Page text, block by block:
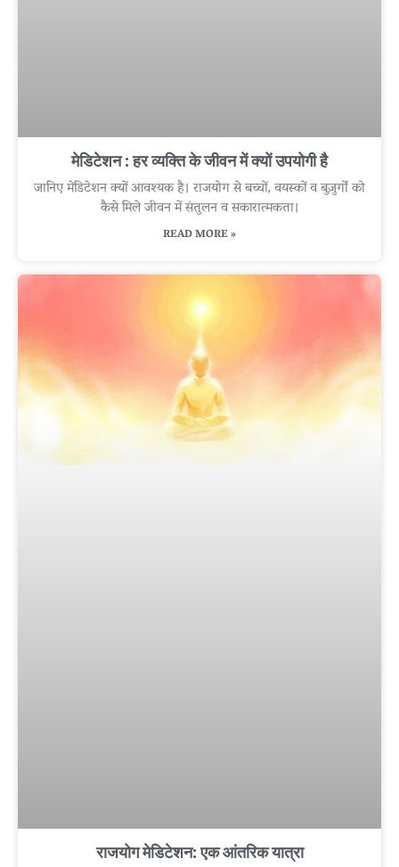
मेडिटेशन : हर व्यक्ति के जीवन में क्यों उपयोगी है
जानिए मेडिटेशन क्यों आवश्यक है। राजयोग से बच्चों, वयस्कों व बुज़ुर्गों को
कैसे मिले जीवन में संतुलन व सकारात्मकता।
READ MORE »
राजयोग मेडिटेशन: एक आंतरिक यात्रा